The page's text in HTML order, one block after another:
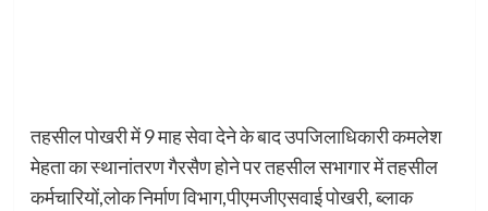
तहसील पोखरी में 9 माह सेवा देने के बाद उपजिलाधिकारी कमलेश
मेहता का स्थानांतरण गैरसैण होने पर तहसील सभागार में तहसील
कर्मचारियों,लोक निर्माण विभाग,पीएमजीएसवाई पोखरी, ब्लाक